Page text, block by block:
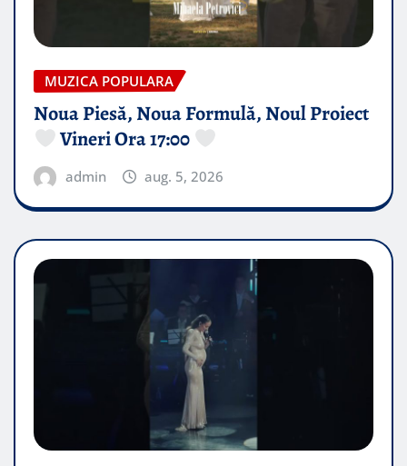
MUZICA POPULARA
Noua Piesă, Noua Formulă, Noul Proiect
Vineri Ora 17:00
admin aug. 5, 2026